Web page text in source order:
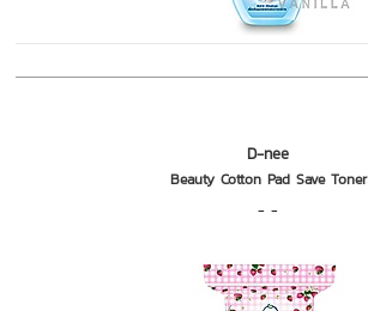
D-nee
Beauty Cotton Pad Save Toner
- -